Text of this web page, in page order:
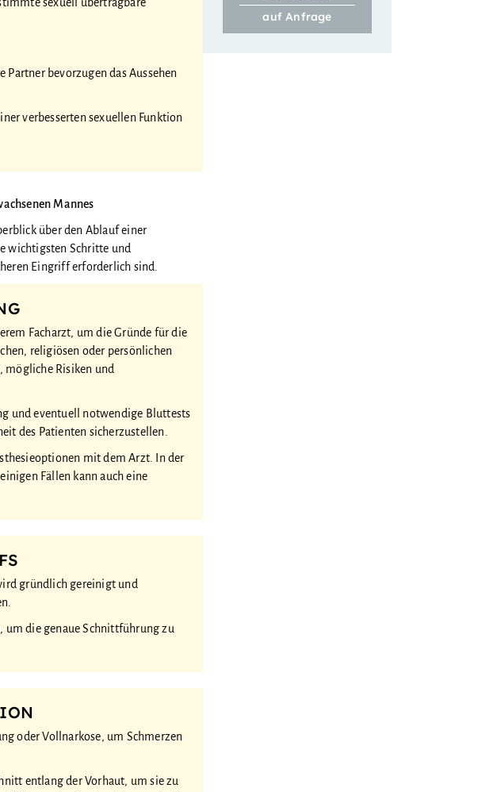
sexuell übertragbare
Partner bevorzugen das Aussehen
verbesserten sexuellen Funktion
Mannes
über den Ablauf einer
wichtigsten Schritte und
Eingriff erforderlich sind.
Facharzt, um die Gründe für die
religiösen oder persönlichen
mögliche Risiken und
und eventuell notwendige Bluttests
des Patienten sicherzustellen.
mit dem Arzt. In der
Fällen kann auch eine
gründlich gereinigt und
um die genaue Schnittführung zu
oder Vollnarkose, um Schmerzen
entlang der Vorhaut, um sie zu
auf Anfrage